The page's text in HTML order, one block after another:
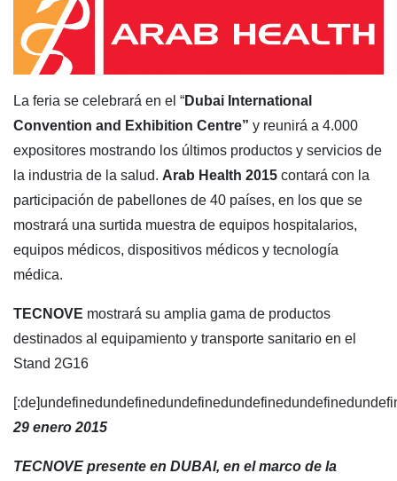
La feria se celebrará en el “Dubai International
Convention and Exhibition Centre” y reunirá a 4.000
expositores mostrando los últimos productos y servicios de
la industria de la salud. Arab Health 2015 contará con la
participación de pabellones de 40 países, en los que se
mostrará una surtida muestra de equipos hospitalarios,
equipos médicos, dispositivos médicos y tecnología
médica.
TECNOVE mostrará su amplia gama de productos
destinados al equipamiento y transporte sanitario en el
Stand 2G16
29 enero 2015
TECNOVE presente en DUBAI, en el marco de la